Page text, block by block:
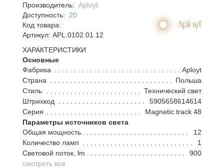
Производитель: Aployt
Доступность: 20
Код товара:
Артикул: APL.0102.01.12
ХАРАКТЕРИСТИКИ
Основные
Фабрика
Aployt
Страна
Польша
Стиль
Технический свет
Штрихкод
5905658614614
Серия
Magnetic track 48
Параметры источников света
Общая мощность
12
Количество ламп
1
Световой поток, lm
900
смотреть все